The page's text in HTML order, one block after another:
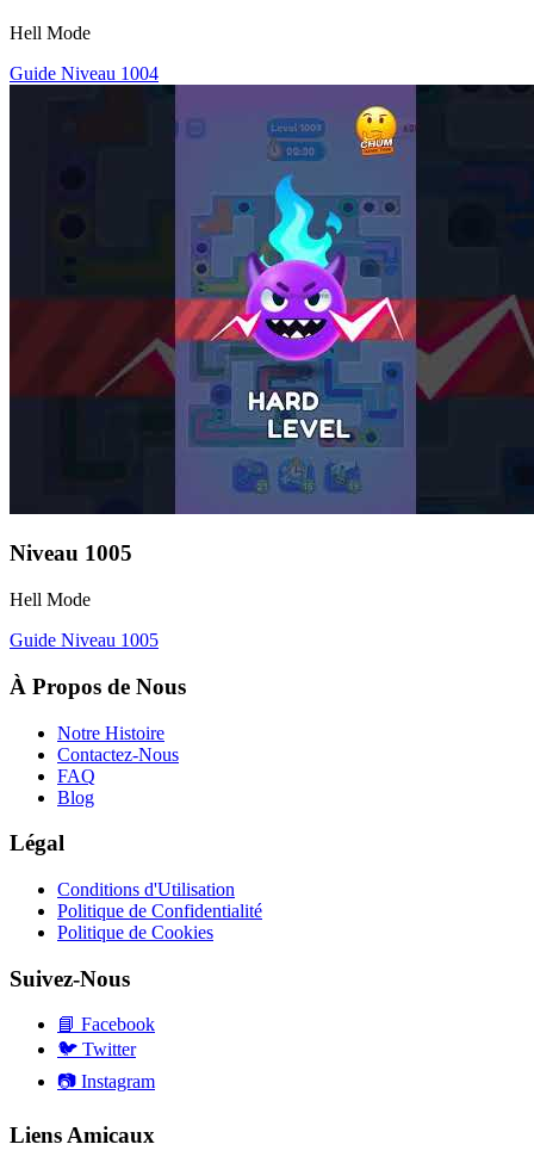
Hell Mode
Guide Niveau 1004
Niveau 1005
Hell Mode
Guide Niveau 1005
À Propos de Nous
Notre Histoire
Contactez-Nous
FAQ
Blog
Légal
Conditions d'Utilisation
Politique de Confidentialité
Politique de Cookies
Suivez-Nous
📘 Facebook
🐦 Twitter
📷 Instagram
Liens Amicaux